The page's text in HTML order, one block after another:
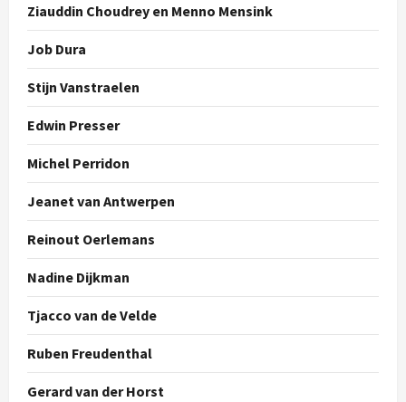
Ziauddin Choudrey en Menno Mensink
Job Dura
Stijn Vanstraelen
Edwin Presser
Michel Perridon
Jeanet van Antwerpen
Reinout Oerlemans
Nadine Dijkman
Tjacco van de Velde
Ruben Freudenthal
Gerard van der Horst